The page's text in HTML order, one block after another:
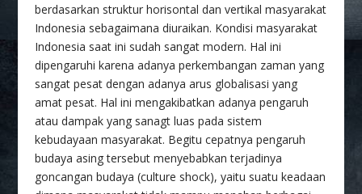
berdasarkan struktur horisontal dan vertikal masyarakat
Indonesia sebagaimana diuraikan. Kondisi masyarakat
Indonesia saat ini sudah sangat modern. Hal ini
dipengaruhi karena adanya perkembangan zaman yang
sangat pesat dengan adanya arus globalisasi yang
amat pesat. Hal ini mengakibatkan adanya pengaruh
atau dampak yang sanagt luas pada sistem
kebudayaan masyarakat. Begitu cepatnya pengaruh
budaya asing tersebut menyebabkan terjadinya
goncangan budaya (culture shock), yaitu suatu keadaan